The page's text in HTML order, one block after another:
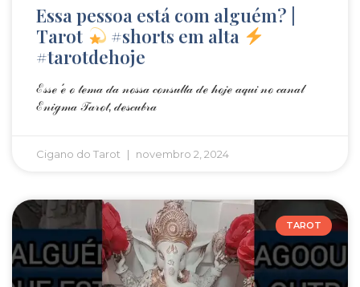
Essa pessoa está com alguém? |
Tarot
#shorts em alta
#tarotdehoje
ℰ𝓈𝓈ℯ ℯ́ ℴ 𝓉ℯ𝓂𝒶 𝒹𝒶 𝓃ℴ𝓈𝓈𝒶 𝒸ℴ𝓃𝓈𝓊𝓁𝓉𝒶 𝒹ℯ 𝒽ℴ𝒿ℯ 𝒶𝓆𝓊𝒾 𝓃ℴ 𝒸𝒶𝓃𝒶𝓁
ℰ𝓃𝒾ℊ𝓂𝒶 𝒯𝒶𝓇ℴ𝓉, 𝒹ℯ𝓈𝒸𝓊𝒷𝓇𝒶
Cigano do Tarot novembro 2, 2024
TAROT